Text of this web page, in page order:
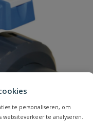
te personaliseren, om
te analyseren.